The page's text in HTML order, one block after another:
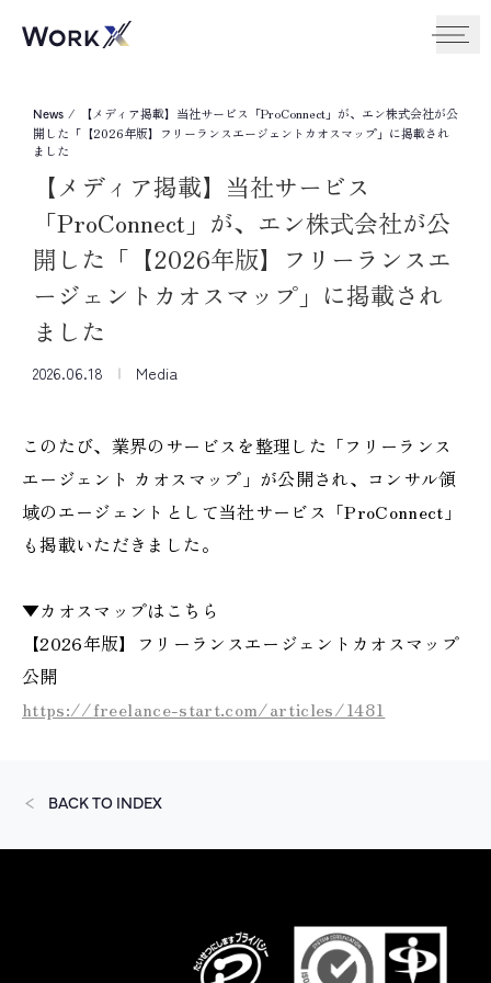
News /
【メディア掲載】当社サービス「ProConnect」が、エン株式会社が公
開した「【2026年版】フリーランスエージェントカオスマップ」に掲載され
ました
【メディア掲載】当社サービス
「ProConnect」が、エン株式会社が公
開した「【2026年版】フリーランスエ
ージェントカオスマップ」に掲載され
ました
2026.06.18 Media
このたび、業界のサービスを整理した「フリーランス
エージェント カオスマップ」が公開され、コンサル領
域のエージェントとして当社サービス「ProConnect」
も掲載いただきました。
▼カオスマップはこちら
【2026年版】フリーランスエージェントカオスマップ
公開​
https://freelance-start.com/articles/1481
BACK TO INDEX